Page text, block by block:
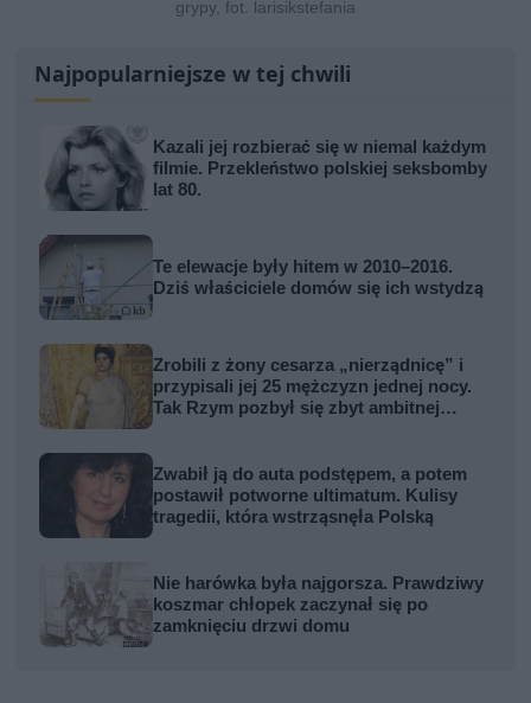
grypy, fot. larisikstefania
Najpopularniejsze w tej chwili
Kazali jej rozbierać się w niemal każdym
filmie. Przekleństwo polskiej seksbomby
lat 80.
Te elewacje były hitem w 2010–2016.
Dziś właściciele domów się ich wstydzą
Zrobili z żony cesarza „nierządnicę” i
przypisali jej 25 mężczyzn jednej nocy.
Tak Rzym pozbył się zbyt ambitnej
Zwabił ją do auta podstępem, a potem
postawił potworne ultimatum. Kulisy
tragedii, która wstrząsnęła Polską
Nie harówka była najgorsza. Prawdziwy
koszmar chłopek zaczynał się po
zamknięciu drzwi domu